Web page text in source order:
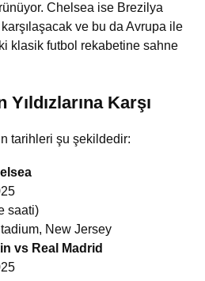
Chelsea ise Brezilya
ve bu da Avrupa ile
klasik futbol rekabetine sahne
Yıldızlarına Karşı
tarihleri şu şekildedir:
saati)
New Jersey
vs Real Madrid